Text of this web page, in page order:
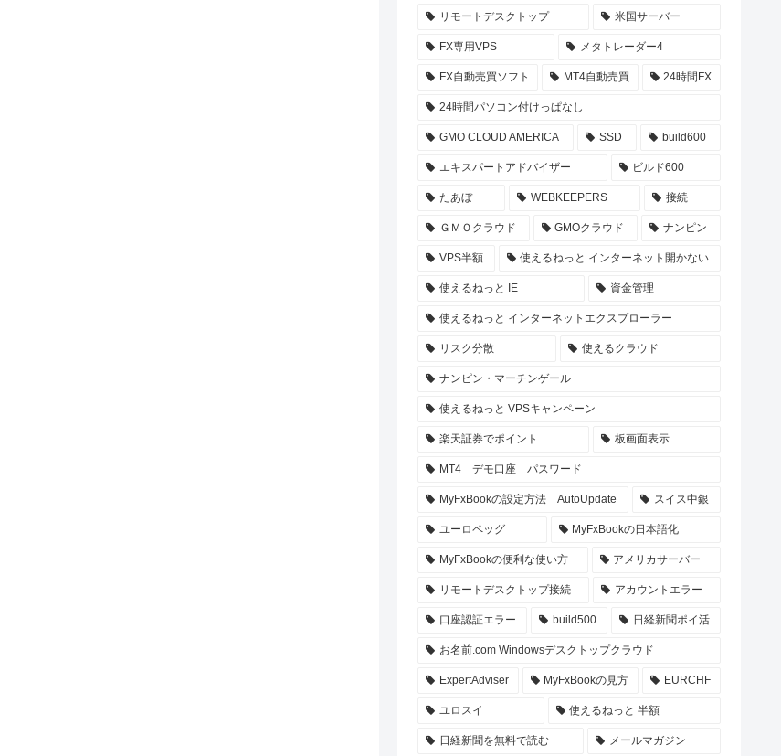
リモートデスクトップ 米国サーバー
FX専用VPS メタトレーダー4
FX自動売買ソフト MT4自動売買 24時間FX
24時間パソコン付けっぱなし
GMO CLOUD AMERICA SSD build600
エキスパートアドバイザー ビルド600
たあぼ WEBKEEPERS 接続
ＧＭＯクラウド GMOクラウド ナンピン
VPS半額 使えるねっと インターネット開かない
使えるねっと IE 資金管理
使えるねっと インターネットエクスプローラー
リスク分散 使えるクラウド
ナンピン・マーチンゲール
使えるねっと VPSキャンペーン
楽天証券でポイント 板画面表示
MT4 デモ口座 パスワード
MyFxBookの設定方法 AutoUpdate スイス中銀
ユーロペッグ MyFxBookの日本語化
MyFxBookの便利な使い方 アメリカサーバー
リモートデスクトップ接続 アカウントエラー
口座認証エラー build500 日経新聞ポイ活
お名前.com Windowsデスクトップクラウド
ExpertAdviser MyFxBookの見方 EURCHF
ユロスイ 使えるねっと 半額
日経新聞を無料で読む メールマガジン